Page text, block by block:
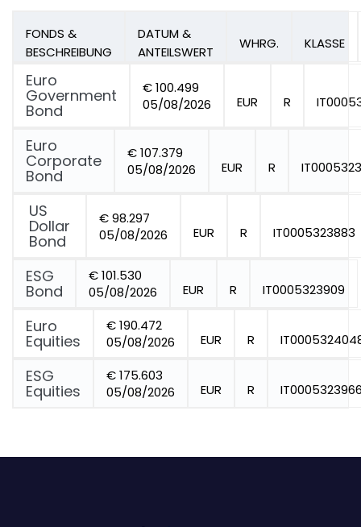
FONDS &
BESCHREIBUNG
DATUM &
ANTEILSWERT
WHRG. KLASSE
Euro
Government
Bond
€ 100.499
05/08/2026
EUR R
Euro
Corporate
Bond
€ 107.379
05/08/2026
EUR R
US
Dollar
Bond
€ 98.297
05/08/2026
EUR R IT0005323883
ESG
Bond
€ 101.530
05/08/2026
EUR R IT0005323909
Euro
Equities
€ 190.472
05/08/2026
EUR R
ESG
Equities
€ 175.603
05/08/2026
EUR R